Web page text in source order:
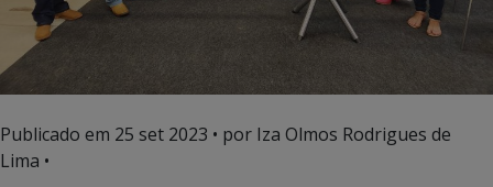
Publicado em 25 set 2023 • por Iza Olmos Rodrigues de
Lima •